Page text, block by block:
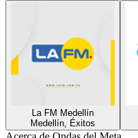
La FM Medellín
Medellín, Éxitos